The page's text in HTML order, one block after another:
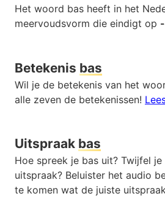
Het woord bas heeft in het
meervoudsvorm die eindigt op
Betekenis bas
Wil je de betekenis van het
alle zeven de betekenissen!
Uitspraak bas
Hoe spreek je bas uit? Twijfel
uitspraak? Beluister het audio
te komen wat de juiste